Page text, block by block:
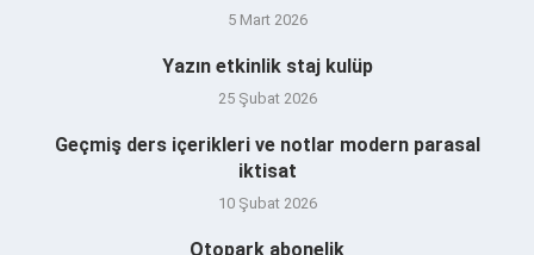
5 Mart 2026
Yazın etkinlik staj kulüp
25 Şubat 2026
Geçmiş ders içerikleri ve notlar modern parasal
iktisat
10 Şubat 2026
Otopark abonelik